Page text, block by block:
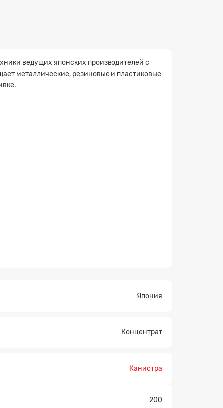
ведущих японских производителей с
металлические, резиновые и пластиковые
Япония
Концентрат
Канистра
200